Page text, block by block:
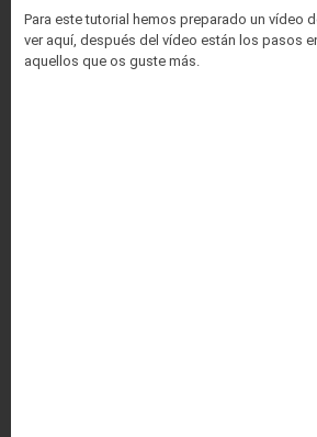
Para este tutorial hemos preparado un vídeo
ver aquí, después del vídeo están los pasos
aquellos que os guste más.